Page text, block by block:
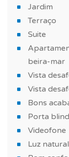
Quais são os
imóvel?
Um
materiais de
piscina no
Mais raro e
com um lugar
Jardim
Terraço
Suite
beira-mar
Vista
Vista
Bons
Porta
Videofone
Luz natural